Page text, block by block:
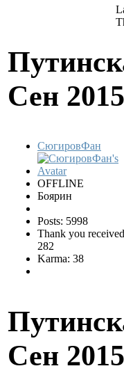
Сен
СюгировФан
OFFLINE
Боярин
Posts: 5998
Thank you
282
Karma: 38
Сен